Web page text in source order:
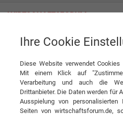
News
heute unverzichtbar ist
News
DIESEN ARTIKEL
Ihre Cookie
Diese Website verwendet
Mit einem Klick auf
Verarbeitung und auch die
Drittanbieter. Die Daten werden für
Ausspielung von
Seiten von wirtschaftsforum.de,